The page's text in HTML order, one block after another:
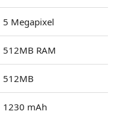
5 Megapixel
512MB RAM
512MB
1230 mAh